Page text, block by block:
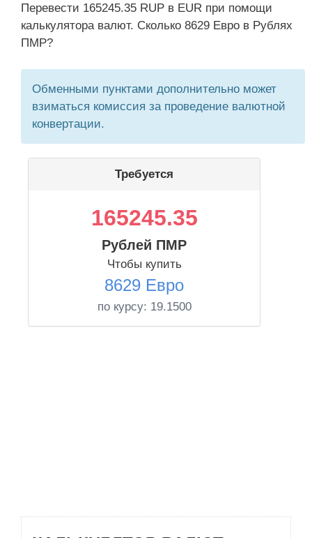
Перевести 165245.35 RUP в EUR при помощи
калькулятора валют. Сколько 8629 Евро в Рублях
ПМР?
Обменными пунктами дополнительно может
взиматься комиссия за проведение валютной
конвертации.
Требуется
165245.35
Рублей ПМР
Чтобы купить
8629 Евро
по курсу: 19.1500